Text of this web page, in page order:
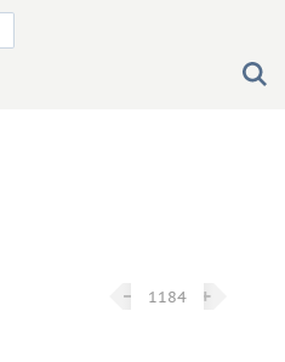
− −1184+ +